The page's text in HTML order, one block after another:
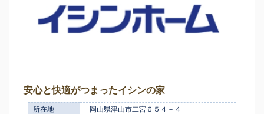
安心と快適がつまったイシンの家
所在地 岡山県津山市二宮６５４－４